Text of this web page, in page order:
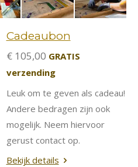
Cadeaubon
€ 105,00 GRATIS
verzending
Leuk om te geven als cadeau!
Andere bedragen zijn ook
mogelijk. Neem hiervoor
gerust contact op.
Bekijk details